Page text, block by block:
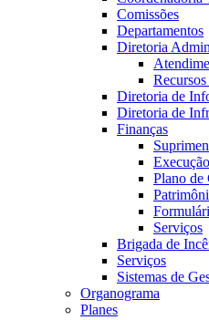
Comissões
Departamentos
Diretoria
Diretoria de
Diretoria de
Finanças
Plano de
Serviços
Brigada de
Serviços
Sistemas de
Organograma
Planes